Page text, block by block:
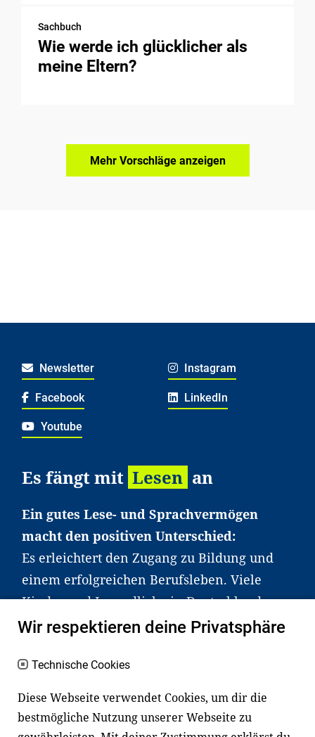
Sachbuch
Wie werde ich glücklicher als
meine Eltern?
Mehr Vorschläge anzeigen
Newsletter Instagram
Facebook LinkedIn
Youtube
Es fängt mit Lesen an
Ein gutes Lese- und Sprachvermögen
macht den positiven Unterschied:
Es erleichtert den Zugang zu Bildung und
einem erfolgreichen Berufsleben. Viele
Kinder und Jugendliche in Deutschland
haben aber große Schwierigkeiten dabei.
an Familien sowie an Erzieher*innen,
Lehrer*innen und andere
Fachexpert*innen. Dafür arbeiten wir eng
mit Ministerien, wissenschaftlichen
Wir respektieren deine Privatsphäre
Technische Cookies
Diese Webseite verwendet Cookies, um dir die
bestmögliche Nutzung unserer Webseite zu